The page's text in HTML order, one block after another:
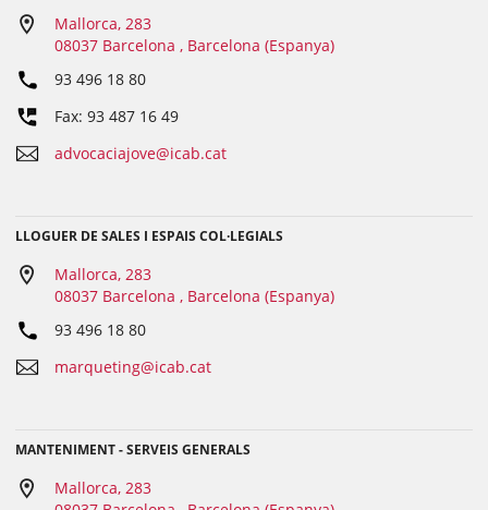
Mallorca, 283
08037 Barcelona , Barcelona (Espanya)
93 496 18 80
Fax: 93 487 16 49
advocaciajove@icab.cat
LLOGUER DE SALES I ESPAIS COL·LEGIALS
Mallorca, 283
08037 Barcelona , Barcelona (Espanya)
93 496 18 80
marqueting@icab.cat
MANTENIMENT - SERVEIS GENERALS
Mallorca, 283